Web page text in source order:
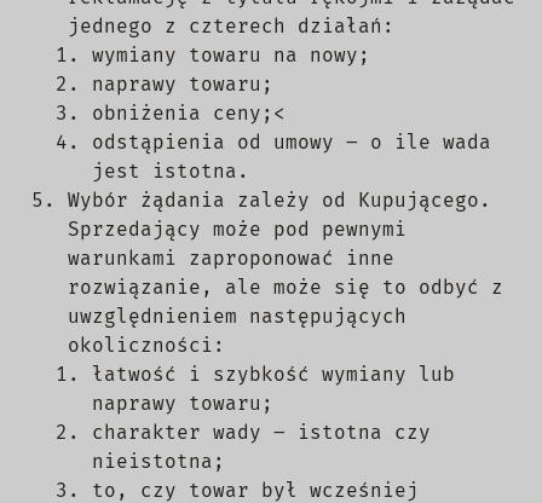
jednego z czterech działań:
wymiany towaru na nowy;
naprawy towaru;
obniżenia ceny;<
odstąpienia od umowy – o ile wada
jest istotna.
Wybór żądania zależy od Kupującego.
Sprzedający może pod pewnymi
warunkami zaproponować inne
rozwiązanie, ale może się to odbyć z
uwzględnieniem następujących
okoliczności:
łatwość i szybkość wymiany lub
naprawy towaru;
charakter wady – istotna czy
nieistotna;
to, czy towar był wcześniej